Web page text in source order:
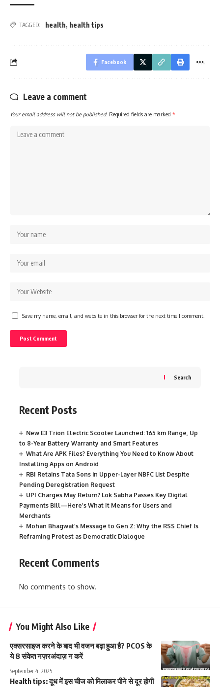
TAGGED: health, health tips
Facebook
Leave a comment
Your email address will not be published. Required fields are marked *
Save my name, email, and website in this browser for the next time I comment.
Search
Recent Posts
New E3 Trion Electric Scooter Launched: 165 km Range, Up
to 8-Year Battery Warranty and Smart Features
What Are APK Files? Everything You Need to Know About
Installing Apps on Android
RBI Retains Tata Sons in Upper-Layer NBFC List Despite
Pending Deregistration Request
UPI Charges May Return? Lok Sabha Passes Key Digital
Payments Bill—Here’s What It Means for Users and
Merchants
Mohan Bhagwat’s Message to Gen Z: Why the RSS Chief Is
Reframing Protest as Democratic Dialogue
Recent Comments
No comments to show.
You Might Also Like
एक्सरसाइज करने के बाद भी वजन बढ़ा हुआ है? PCOS के
ये 8 संकेत नज़रअंदाज़ न करें
September 4, 2025
Health tips: दूध में इस चीज को मिलाकर पीने से दूर होगी